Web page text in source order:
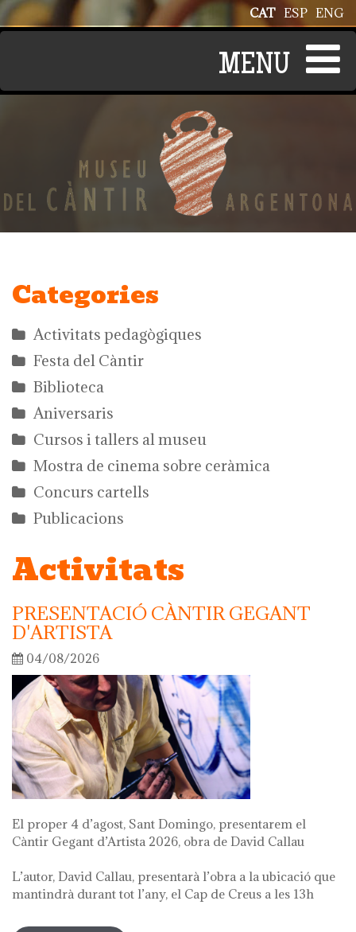
Vés al contingut ENG
ESP
CAT
Categories
Activitats pedagògiques
Festa del Càntir
Biblioteca
Aniversaris
Cursos i tallers al museu
Mostra de cinema sobre ceràmica
Concurs cartells
Publicacions
Activitats
PRESENTACIÓ CÀNTIR GEGANT
D'ARTISTA
04/08/2026
El proper 4 d’agost, Sant Domingo, presentarem el
Càntir Gegant d’Artista 2026, obra de David Callau
L’autor, David Callau, presentarà l’obra a la ubicació que
mantindrà durant tot l’any, el Cap de Creus a les 13h